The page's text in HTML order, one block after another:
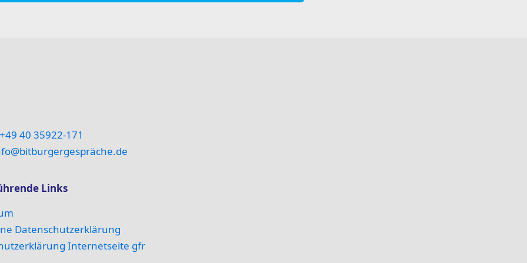
+49 40 35922-171
Links
Datenschutzerklärung
Internetseite gfr